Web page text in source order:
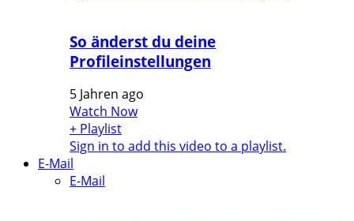
So änderst du deine
Profileinstellungen
5 Jahren ago
Watch Now
+ Playlist
Sign in to add this video to a playlist.
E-Mail
E-Mail